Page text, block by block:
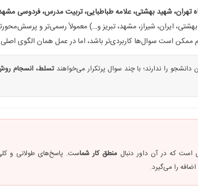
تهران، شهید بهشتی، علامه طباطبایی، تربیت مدرس، فردوسی
ایران، شیراز، مشهد، تبریز و…) معمولاً رسمی‌تر و
است سوال‌ها کاربردی‌تر باشد، اما در عمل همان الگوی
را ندارند؛ با چند سوال پرتکرار می‌خواهندتسلط، انسجام
است که در آن داور دنبال منطق کار شماست. پاسخ‌های طولانی و
را می‌گیرد.